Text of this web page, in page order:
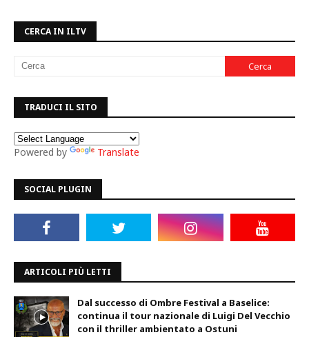
CERCA IN ILTV
TRADUCI IL SITO
Powered by Translate
SOCIAL PLUGIN
ARTICOLI PIÙ LETTI
Dal successo di Ombre Festival a Baselice:
continua il tour nazionale di Luigi Del Vecchio
con il thriller ambientato a Ostuni